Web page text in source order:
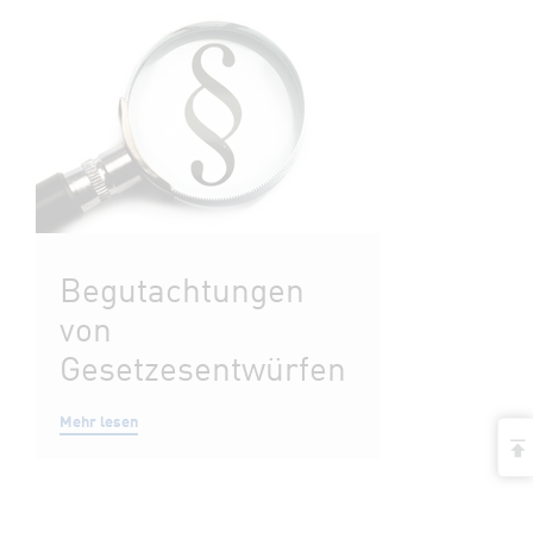
Begutachtungen
von
Gesetzesentwürfen
Mehr lesen